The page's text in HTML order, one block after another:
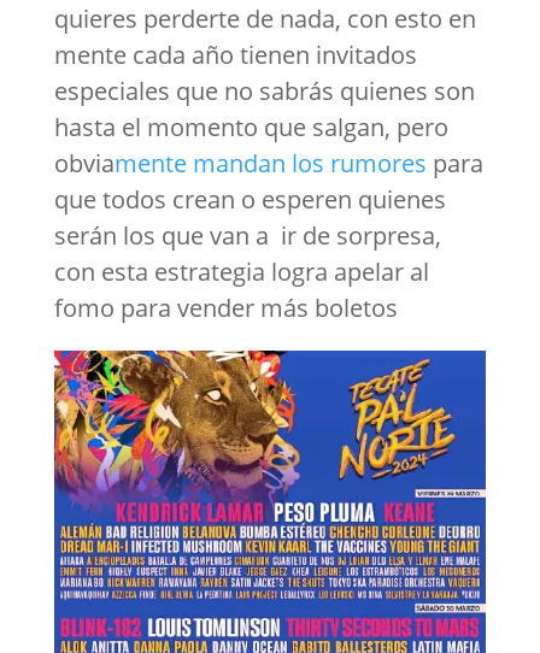
quieres perderte de nada, con esto en
mente cada año tienen invitados
especiales que no sabrás quienes son
hasta el momento que salgan, pero
obviamente mandan los rumores para
que todos crean o esperen quienes
serán los que van a ir de sorpresa,
con esta estrategia logra apelar al
fomo para vender más boletos